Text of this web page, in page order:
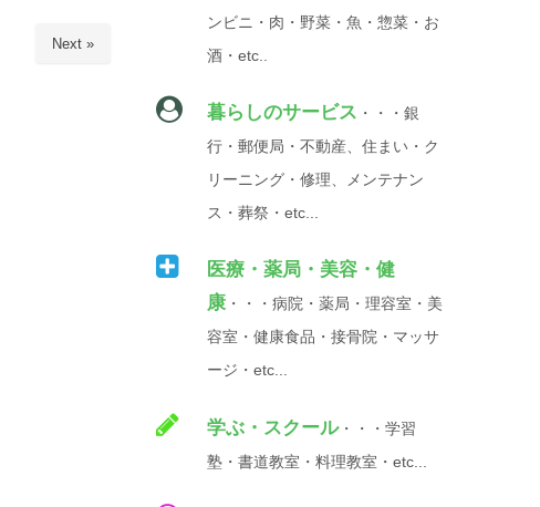
Next »
ンビニ・肉・野菜・魚・惣菜・お
酒・etc..
暮らしのサービス ・・・銀
行・郵便局・不動産、住まい・ク
リーニング・修理、メンテナン
ス・葬祭・etc...
医療・薬局・美容・健
康 ・・・病院・薬局・理容室・美
容室・健康食品・接骨院・マッサ
ージ・etc...
学ぶ・スクール・・・学習
塾・書道教室・料理教室・etc...